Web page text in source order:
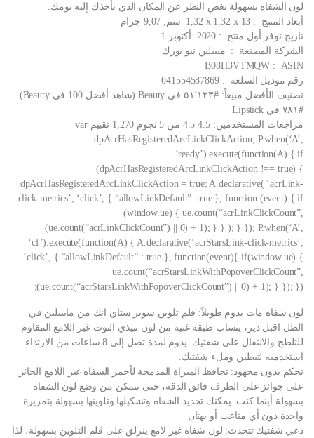
لون الشفاه بسهولة بغض النظر عن المكان الذي يأخذك إليه يومك.
أبعاد المنتج ‏ : ‎ 1,32 x 1,32 x 13 سم; 9,07 جرام
تاريخ توفر أول منتج ‏ : ‎ 2020 أكتوبر 1
الشركة المصنعة ‏ : ‎ ميبيلين نيو يورك
ASIN ‏ : ‎ B08H3VTMQW
رقم موديل السلعة ‏ : ‎ 041554587869
تصنيف الأفضل مبيعاً: #٥١٬١٢٣ في Beauty (شاهد أفضل 100 في Beauty)
#٧٨١ في Lipstick
مراجعات المستخدمين: 4.5 4.5 من 5 نجوم 1,270 تقييم var
dpAcrHasRegisteredArcLinkClickAction; P.when(‘A’,
‘ready’).execute(function(A) { if
(dpAcrHasRegisteredArcLinkClickAction !== true) {
dpAcrHasRegisteredArcLinkClickAction = true; A.declarative( ‘acrLink-
click-metrics’, ‘click’, { “allowLinkDefault”: true }, function (event) { if
(window.ue) { ue.count(“acrLinkClickCount”,
(ue.count(“acrLinkClickCount”) || 0) + 1); } } ); } }); P.when(‘A’,
‘cf’).execute(function(A) { A.declarative(‘acrStarsLink-click-metrics’,
‘click’, { “allowLinkDefault” : true }, function(event){ if(window.ue) {
ue.count(“acrStarsLinkWithPopoverClickCount”,
(ue.count(“acrStarsLinkWithPopoverClickCount”) || 0) + 1); } }); });
لون شفاه مات يدوم طويلاً: قلم تلوين سوبر ستاي انك من مايبيلين في
الظل اقبل دير، ينساب طبقة غنية من لون نبيذي التوت غير اللامع المقاوم
للتلطخ والانتقال على شفتيك. يدوم لمدة تصل إلى 8 ساعات من الارتداء.
استخدميه لتبطين وملء شفتيك.
تحكم بدون مجهود: تحافظ المبراة المدمجة لأحمر الشفاه غير اللامع الحائز
على جوائز على الطرف فائق الدقة، حتى تتمكن من وضع لون الشفاه
بسهولة أينما كنت. يمكنك تحديد الشفاه وتشكيلها وتلوينها بسهولة بتمريرة
واحدة دون أي متاعب أو بهتان
دعي شفتيك تتحدث: لون شفاه غير لامع ينزلق على قلم التلوين بسهولة، لذا